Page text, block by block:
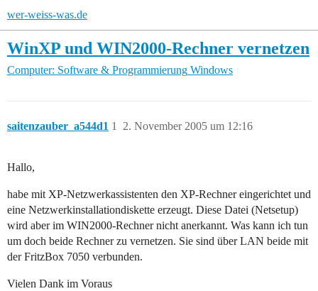
wer-weiss-was.de
WinXP und WIN2000-Rechner vernetzen
Computer: Software & Programmierung Windows
saitenzauber_a544d1 2. November 2005 um 12:16
1
Hallo,
habe mit XP-Netzwerkassistenten den XP-Rechner eingerichtet und
eine Netzwerkinstallationdiskette erzeugt. Diese Datei (Netsetup)
wird aber im WIN2000-Rechner nicht anerkannt. Was kann ich tun
um doch beide Rechner zu vernetzen. Sie sind über LAN beide mit
der FritzBox 7050 verbunden.
Vielen Dank im Voraus